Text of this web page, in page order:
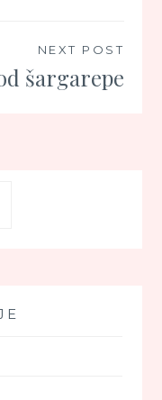
NEXT POST
šargarepe